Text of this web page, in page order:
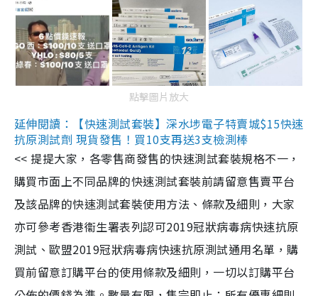
點擊圖片放大
延伸閱讀：【快速測試套裝】深水埗電子特賣城$15快速
抗原測試劑 現貨發售！買10支再送3支檢測棒
<< 提提大家，各零售商發售的快速測試套裝規格不一，
購買市面上不同品牌的快速測試套裝前請留意售賣平台
及該品牌的快速測試套裝使用方法、條款及細則，大家
亦可參考香港衞生署表列認可2019冠狀病毒病快速抗原
測試、歐盟2019冠狀病毒病快速抗原測試通用名單，購
買前留意訂購平台的使用條款及細則，一切以訂購平台